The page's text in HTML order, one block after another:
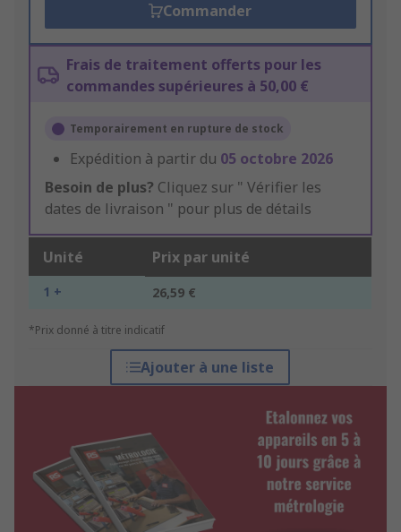
Commander
Frais de traitement offerts pour les
commandes supérieures à 50,00 €
Temporairement en rupture de stock
Expédition à partir du 05 octobre 2026
Besoin de plus? Cliquez sur " Vérifier les
dates de livraison " pour plus de détails
Unité Prix par unité
1 + 26,59 €
*Prix donné à titre indicatif
Ajouter à une liste